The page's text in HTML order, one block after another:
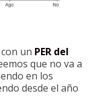
un PER del
que no va a
en los
desde el año